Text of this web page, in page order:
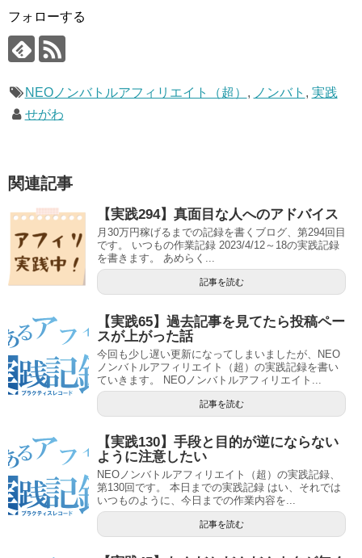
フォローする
NEOノンバトルアフィリエイト（超） , ノンバト , 実践
せがわ
関連記事
【実践294】真面目な人へのアドバイス
月30万円稼げるまでの記録を書くブログ、第294回目
です。 いつもの作業記録 2023/4/12～18の実践記録
を書きます。 あめらく...
記事を読む
【実践65】過去記事を見てたら投稿ペー
スが上がった話
今回も少し遅い更新になってしまいましたが、NEO
ノンバトルアフィリエイト（超）の実践記録を書い
ていきます。 NEOノンバトルアフィリエイト...
記事を読む
【実践130】手段と目的が逆にならない
ように注意したい
NEOノンバトルアフィリエイト（超）の実践記録、
第130回です。 本日までの実践記録 はい、それでは
いつものように、今日までの作業内容を...
記事を読む